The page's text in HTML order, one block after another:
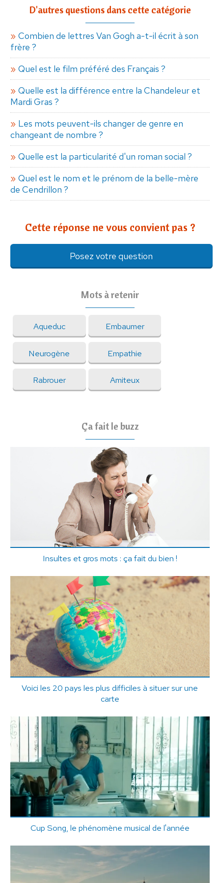
D'autres questions dans cette catégorie
Combien de lettres Van Gogh a-t-il écrit à son
frère ?
Quel est le film préféré des Français ?
Quelle est la différence entre la Chandeleur et
Mardi Gras ?
Les mots peuvent-ils changer de genre en
changeant de nombre ?
Quelle est la particularité d'un roman social ?
Quel est le nom et le prénom de la belle-mère
de Cendrillon ?
Cette réponse ne vous convient pas ?
Posez votre question
Mots à retenir
Aqueduc Embaumer
Neurogène Empathie
Rabrouer Amiteux
Ça fait le buzz
Insultes et gros mots : ça fait du bien !
Voici les 20 pays les plus difficiles à situer sur une
carte
Cup Song, le phénomène musical de l'année